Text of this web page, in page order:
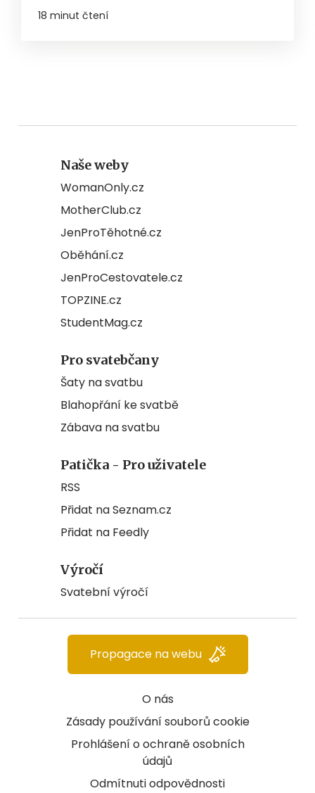
18 minut čtení
Naše weby
WomanOnly.cz
MotherClub.cz
JenProTěhotné.cz
Oběhání.cz
JenProCestovatele.cz
TOPZINE.cz
StudentMag.cz
Pro svatebčany
Šaty na svatbu
Blahopřání ke svatbě
Zábava na svatbu
Patička - Pro uživatele
RSS
Přidat na Seznam.cz
Přidat na Feedly
Výročí
Svatební výročí
O nás
Zásady používání souborů cookie
Prohlášení o ochraně osobních
údajů
Odmítnuti odpovědnosti
Propagace na webu